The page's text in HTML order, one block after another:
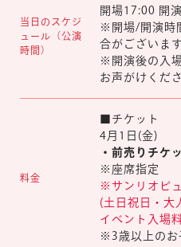
当日のスケジ
ュール（公演
時間）
開場17:00 開
※開場/開演時
合がございます
※開演後の入
お声がけくだ
料金
■チケット
4月1日(金)
・前売りチケ
※座席指定
※サンリオピ
(土日祝日・大
イベント入場
※3歳以上のお